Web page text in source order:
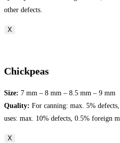
other defects.
X
Chickpeas
Size: 7 mm – 8 mm – 8.5 mm – 9 mm
Quality: For canning: max. 5%
uses: max. 10% defects, 0.5% foreign
X